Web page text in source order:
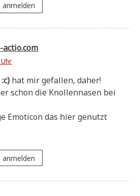
actio.com
Uhr
:c) hat mir gefal­len, daher!
schon die Knol­len­na­sen bei
Emo­ti­con das hier genutzt